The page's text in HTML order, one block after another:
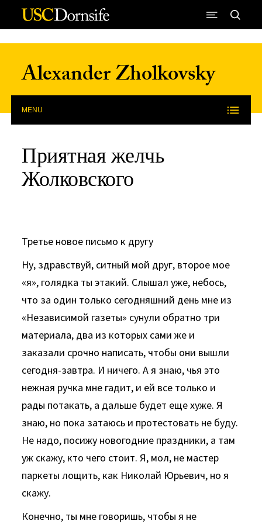
Skip to Content
Alexander Zholkovsky
MENU
Приятная желчь
Жолковского
Третье новое письмо к другу
Ну, здравствуй, ситный мой друг, второе мое
«я», голядка ты этакий. Слышал уже, небось,
что за один только сегодняшний день мне из
«Независимой газеты» сунули обратно три
материала, два из которых сами же и
заказали срочно написать, чтобы они вышли
сегодня-завтра. И ничего. А я знаю, чья это
нежная ручка мне гадит, и ей все только и
рады потакать, а дальше будет еще хуже. Я
знаю, но пока затаюсь и протестовать не буду.
Не надо, посижу новогодние праздники, а там
уж скажу, кто чего стоит. Я, мол, не мастер
паркеты лощить, как Николай Юрьевич, но я
скажу.
Конечно, ты мне говоришь, чтобы я не